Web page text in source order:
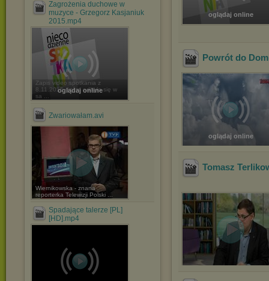
Zagrożenia duchowe w
muzyce - Grzegorz Kasjaniuk
2015.mp4
oglądaj online
Zapis video spotkania z
8.11.2015, które odbyło się w
sa ...
Zwariowałam.avi
Wiernikowska - znana
reporterka Telewizji Polski ...
Spadające talerze [PL]
[HD].mp4
oglądaj online
Powrót do
oglądaj online
Tomasz